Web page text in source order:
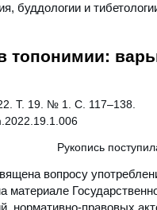
буддологии и
топонимии:
Т. 19. № 1. С. 117–138.
Рукопись
вопросу
материале
нормативно-правовых